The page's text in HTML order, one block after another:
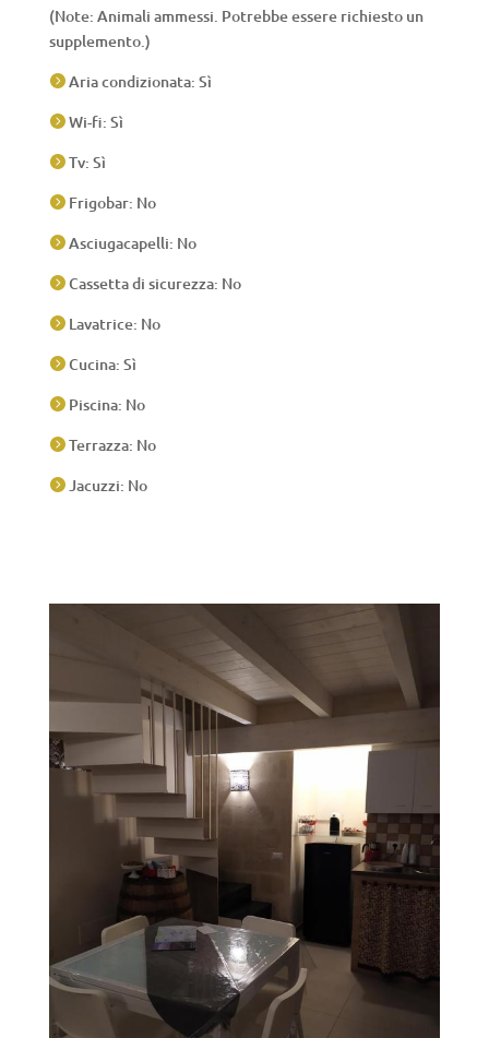
(Note: Animali ammessi. Potrebbe essere richiesto un
supplemento.)
Aria condizionata: Sì
Wi-fi: Sì
Tv: Sì
Frigobar: No
Asciugacapelli: No
Cassetta di sicurezza: No
Lavatrice: No
Cucina: Sì
Piscina: No
Terrazza: No
Jacuzzi: No